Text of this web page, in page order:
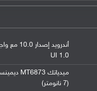
UI 1.0
(7 نانومتر)